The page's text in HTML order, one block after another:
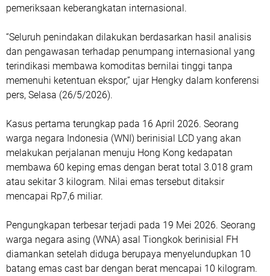
pemeriksaan keberangkatan internasional.
“Seluruh penindakan dilakukan berdasarkan hasil analisis
dan pengawasan terhadap penumpang internasional yang
terindikasi membawa komoditas bernilai tinggi tanpa
memenuhi ketentuan ekspor,” ujar Hengky dalam konferensi
pers, Selasa (26/5/2026).
Kasus pertama terungkap pada 16 April 2026. Seorang
warga negara Indonesia (WNI) berinisial LCD yang akan
melakukan perjalanan menuju Hong Kong kedapatan
membawa 60 keping emas dengan berat total 3.018 gram
atau sekitar 3 kilogram. Nilai emas tersebut ditaksir
mencapai Rp7,6 miliar.
Pengungkapan terbesar terjadi pada 19 Mei 2026. Seorang
warga negara asing (WNA) asal Tiongkok berinisial FH
diamankan setelah diduga berupaya menyelundupkan 10
batang emas cast bar dengan berat mencapai 10 kilogram.